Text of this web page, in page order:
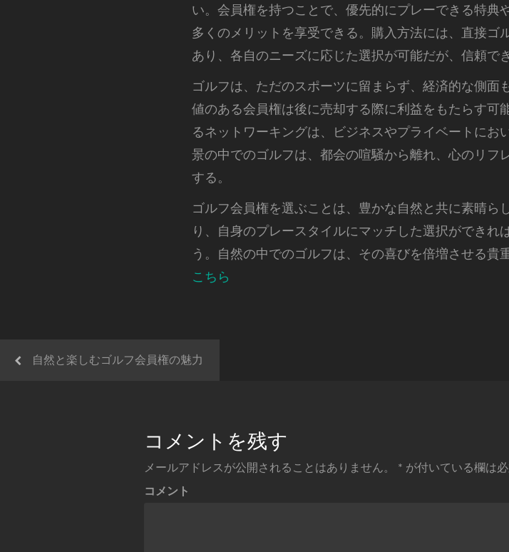
い。会員権を持つことで、優先的にプレーできる特典
多くのメリットを享受できる。購入方法には、直接ゴ
あり、各自のニーズに応じた選択が可能だが、信頼で
ゴルフは、ただのスポーツに留まらず、経済的な側面
値のある会員権は後に売却する際に利益をもたらす可
るネットワーキングは、ビジネスやプライベートにお
景の中でのゴルフは、都会の喧騒から離れ、心のリフ
する。
ゴルフ会員権を選ぶことは、豊かな自然と共に素晴ら
り、自身のプレースタイルにマッチした選択ができれ
う。自然の中でのゴルフは、その喜びを倍増させる貴
こちら
自然と楽しむゴルフ会員権の魅力
コメントを残す
メールアドレスが公開されることはありません。 * が付いている欄は
コメント